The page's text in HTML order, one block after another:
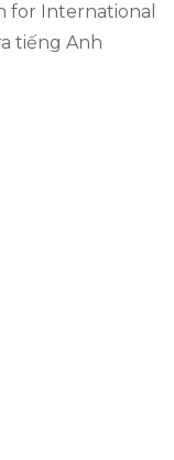
for International
tiếng Anh